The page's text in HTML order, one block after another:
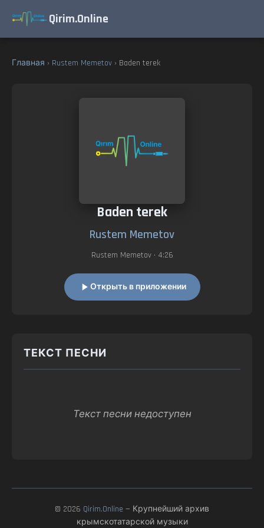
Qirim.Online
Главная › Rustem Memetov › Baden terek
Baden terek
Rustem Memetov
Rustem Memetov• 4:26
Открыть в приложении
ТЕКСТ ПЕСНИ
Текст песни недоступен
© 2026 Qirim.Online — Крупнейший архив
крымскотатарской музыки